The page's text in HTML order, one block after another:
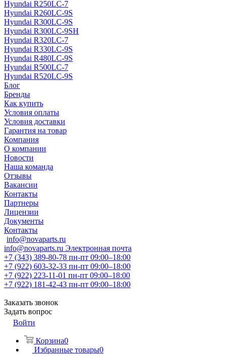
Hyundai R250LC-7
Hyundai R260LC-9S
Hyundai R300LC-9S
Hyundai R300LC-9SH
Hyundai R320LC-7
Hyundai R330LC-9S
Hyundai R480LC-9S
Hyundai R500LC-7
Hyundai R520LC-9S
Блог
Бренды
Как купить
Условия оплаты
Условия доставки
Гарантия на товар
Компания
О компании
Новости
Наша команда
Отзывы
Вакансии
Контакты
Партнеры
Лицензии
Документы
Контакты
info@novaparts.ru
info@novaparts.ru Электронная почта
+7 (343) 389-80-78 пн-пт 09:00–18:00
+7 (922) 603-32-33 пн-пт 09:00–18:00
+7 (922) 223-11-01 пн-пт 09:00–18:00
+7 (922) 181-42-43 пн-пт 09:00–18:00
Заказать звонок
Задать вопрос
Войти
Корзина0
Избранные товары0